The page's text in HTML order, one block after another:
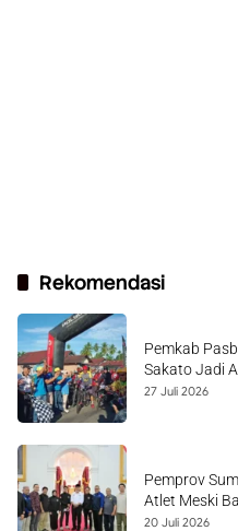
Rekomendasi
Pemkab
Sakato Jadi
27 Juli 2026
Pemprov
Atlet Meski
20 Juli 2026